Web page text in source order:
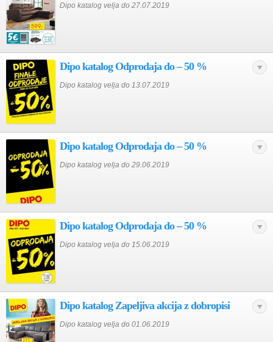
Dipo katalog velja do 27.07.2019
Dipo katalog Odprodaja do – 50 %
Dipo katalog velja do 13.07.2019
Dipo katalog Odprodaja do – 50 %
Dipo katalog velja do 29.06.2019
Dipo katalog Odprodaja do – 50 %
Dipo katalog velja do 15.06.2019
Dipo katalog Zapeljiva akcija z dobropisi
Dipo katalog velja do 01.06.2019